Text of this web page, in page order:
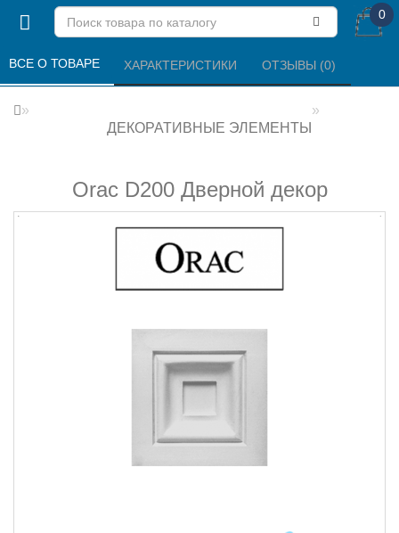
0
ДЕКОРАТИВНЫЕ ЭЛЕМЕНТЫ
Orac D200 Дверной декор
ВСЕ О ТОВАРЕ ХАРАКТЕРИСТИКИ ОТЗЫВЫ (0)